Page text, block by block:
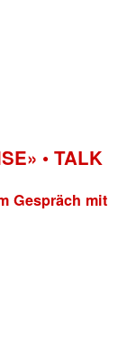
• TALK
Gespräch mit